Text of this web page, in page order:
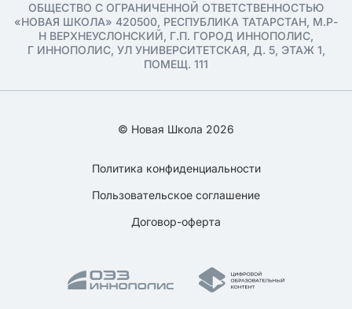
ОБЩЕСТВО С ОГРАНИЧЕННОЙ ОТВЕТСТВЕННОСТЬЮ
«НОВАЯ ШКОЛА» 420500, РЕСПУБЛИКА ТАТАРСТАН, М.Р-
Н ВЕРХНЕУСЛОНСКИЙ, Г.П. ГОРОД ИННОПОЛИС,
Г ИННОПОЛИС, УЛ УНИВЕРСИТЕТСКАЯ, Д. 5, ЭТАЖ 1,
ПОМЕЩ. 111
© Новая Школа 2026
Политика конфиденциальности
Пользовательское соглашение
Договор-оферта